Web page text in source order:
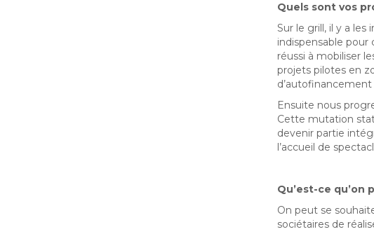
Quels sont vos
Sur le grill, il y a
indispensable
réussi à mobiliser
projets pilotes en
Ensuite nous
Cette mutation
devenir partie
l’accueil de
Qu’est-ce qu’on
On peut se
sociétaires de